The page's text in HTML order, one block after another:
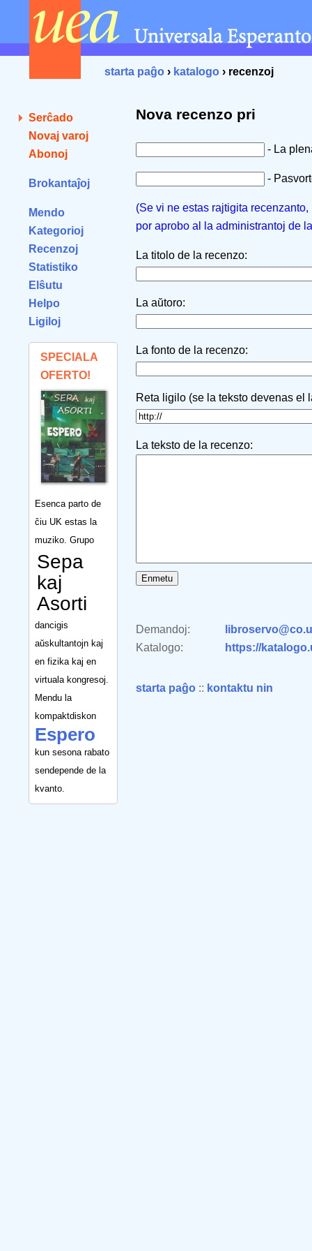
starta paĝo › katalogo › recenzoj
Serĉado
Novaj varoj
Abonoj
Brokantaĵoj
Mendo
Kategorioj
Recenzoj
Statistiko
Elŝutu
Helpo
Ligiloj
SPECIALA
OFERTO!
Esenca parto de
ĉiu UK estas la
muziko. Grupo
Sepa
kaj
Asorti
dancigis
aŭskultantojn kaj
en fizika kaj en
virtuala kongresoj.
Mendu la
kompaktdiskon
Espero
kun sesona rabato
sendepende de la
kvanto.
Nova recenzo pri
- La
-
(Se vi ne estas rajtigita
por aprobo al la administrantoj de
La titolo de la recenzo:
La aŭtoro:
La fonto de la recenzo:
Reta ligilo (se la teksto devenas el
La teksto de la recenzo:
Demandoj:
Katalogo:
https://
starta paĝo :: kontaktu nin